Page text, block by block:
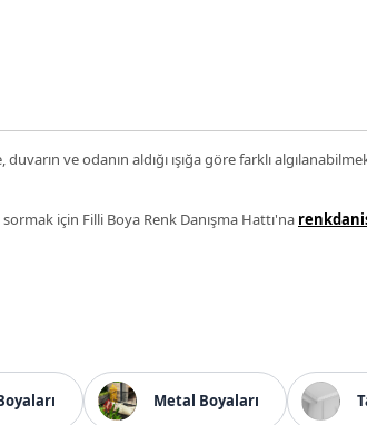
ve odanın aldığı ışığa göre farklı
için Filli Boya Renk Danışma Hattı'na
Metal Boyaları